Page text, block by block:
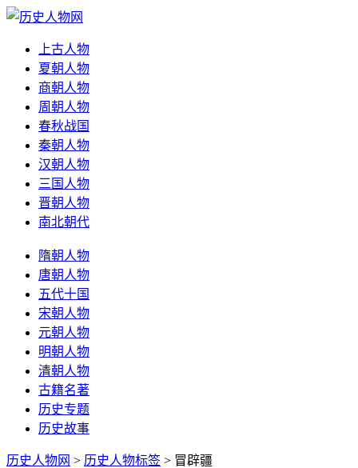
上古人物
夏朝人物
商朝人物
周朝人物
春秋战国
秦朝人物
汉朝人物
三国人物
晋朝人物
南北朝代
隋朝人物
唐朝人物
五代十国
宋朝人物
元朝人物
明朝人物
清朝人物
古籍名著
历史专题
历史故事
历史人物网 > 历史人物标签 > 冒辟疆